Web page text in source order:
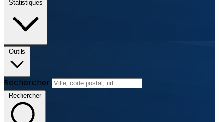
Statistiques
Outils
Rechercher
Rechercher